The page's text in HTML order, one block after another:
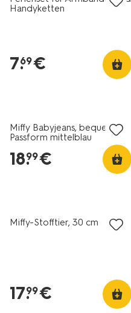
Handyketten
7.
69€
Miffy Babyjeans, bequeme
Passform mittelblau
18.
99€
Miffy-Stofftier, 30 cm
17.
99€